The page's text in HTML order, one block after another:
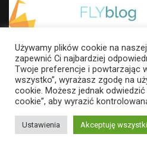
Używamy plików cookie na
zapewnić Ci najbardziej
Twoje preferencje i powtarzając
wszystko”, wyrażasz zgodę na
cookie. Możesz jednak odwiedzić
cookie”, aby wyrazić
Ustawienia Akceptuję